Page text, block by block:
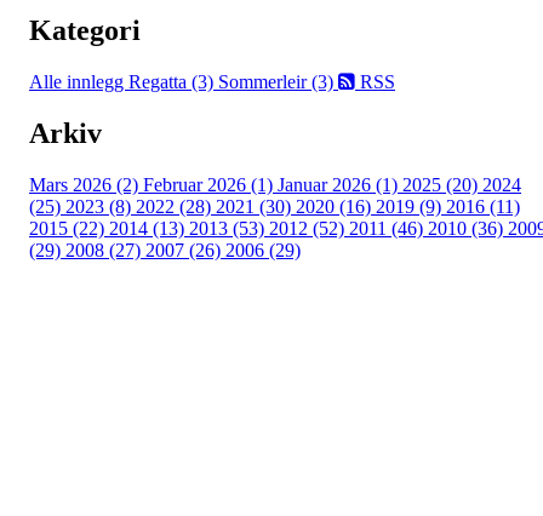
Kategori
Alle innlegg Regatta (3) Sommerleir (3) RSS
Arkiv
Mars 2026 (2) Februar 2026 (1) Januar 2026 (1) 2025 (20) 2024
(25) 2023 (8) 2022 (28) 2021 (30) 2020 (16) 2019 (9) 2016 (11)
2015 (22) 2014 (13) 2013 (53) 2012 (52) 2011 (46) 2010 (36)
(29) 2008 (27) 2007 (26) 2006 (29)